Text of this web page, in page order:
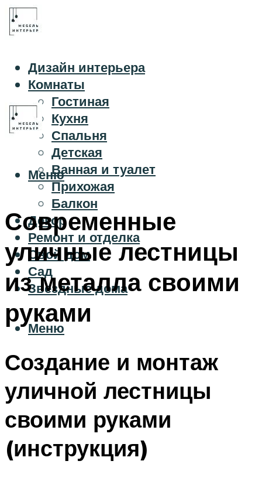
Дизайн интерьера
Комнаты
Гостиная
Кухня
Спальня
Детская
Ванная и туалет
Прихожая
Балкон
Декор
Ремонт и отделка
Свой дом
Сад
Звездные дома
Меню
Меню
Современные
уличные лестницы
из металла своими
руками
Создание и монтаж
уличной лестницы
своими руками
(инструкция)